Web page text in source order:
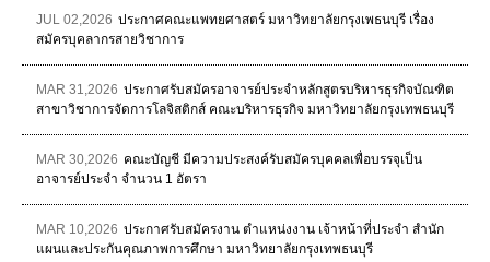
JUL 02,2026 ประกาศคณะแพทยศาสตร์ มหาวิทยาลัยกรุงเพธนบุรี เรื่อง
สมัครบุคลากรสายวิชาการ
MAR 31,2026 ประกาศรับสมัครอาจารย์ประจำหลักสูตรบริหารธุรกิจบัณฑิต
สาขาวิชาการจัดการโลจิสติกส์ คณะบริหารธุรกิจ มหาวิทยาลัยกรุงเทพธนบุรี
MAR 30,2026 คณะบัญชี มีความประสงค์รับสมัครบุคคลเพื่อบรรจุเป็น
อาจารย์ประจำ จำนวน 1 อัตรา
MAR 10,2026 ประกาศรับสมัครงาน ตำแหน่งงาน เจ้าหน้าที่ประจำ สำนัก
แผนและประกันคุณภาพการศึกษา มหาวิทยาลัยกรุงเทพธนบุรี